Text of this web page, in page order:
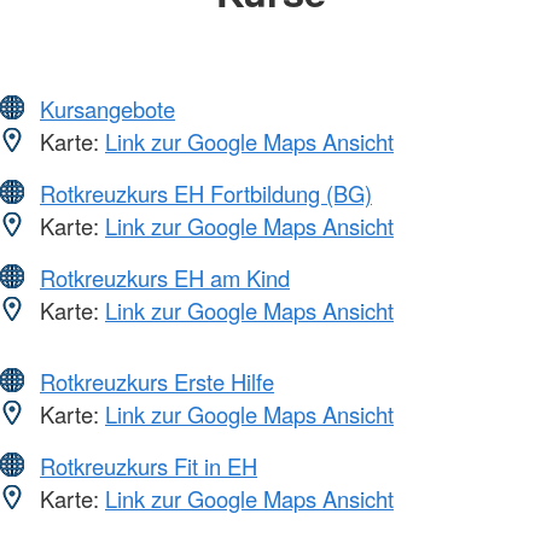
Kursangebote
Karte: Link zur Google Maps Ansicht
Rotkreuzkurs EH Fortbildung (BG)
Karte: Link zur Google Maps Ansicht
Rotkreuzkurs EH am Kind
Karte: Link zur Google Maps Ansicht
Rotkreuzkurs Erste Hilfe
Karte: Link zur Google Maps Ansicht
Rotkreuzkurs Fit in EH
Karte: Link zur Google Maps Ansicht